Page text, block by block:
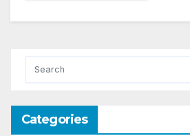
Categories